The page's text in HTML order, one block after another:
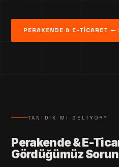
PERAKENDE & E-TICARET
TANIDIK MI GELIYOR?
Perakende & E-
Gördüğümüz